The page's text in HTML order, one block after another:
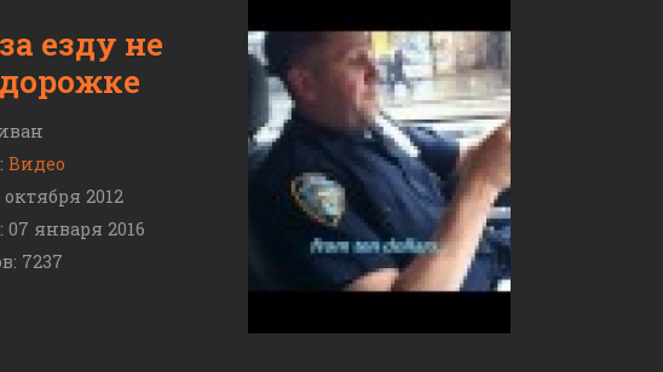
езду не
Видео
октября 2012
января 2016
7237